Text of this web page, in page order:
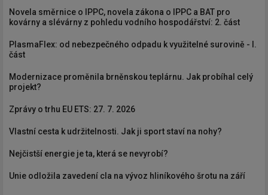
Novela směrnice o IPPC, novela zákona o IPPC a BAT pro
kovárny a slévárny z pohledu vodního hospodářství: 2. část
PlasmaFlex: od nebezpečného odpadu k využitelné surovině - I.
část
Modernizace proměnila brněnskou teplárnu. Jak probíhal celý
projekt?
Zprávy o trhu EU ETS: 27. 7. 2026
Vlastní cesta k udržitelnosti. Jak ji sport staví na nohy?
Nejčistší energie je ta, která se nevyrobí?
Unie odložila zavedení cla na vývoz hliníkového šrotu na září